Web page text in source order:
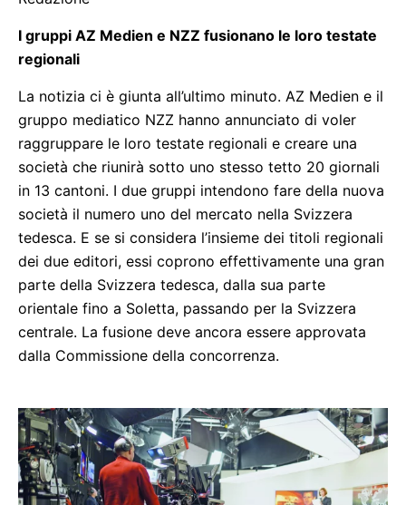
I gruppi AZ Medien e NZZ fusionano le loro testate
regionali
La notizia ci è giunta all’ultimo minuto. AZ Medien e il
gruppo mediatico NZZ hanno annunciato di voler
raggruppare le loro testate regionali e creare una
società che riunirà sotto uno stesso tetto 20 giornali
in 13 cantoni. I due gruppi intendono fare della nuova
società il numero uno del mercato nella Svizzera
tedesca. E se si considera l’insieme dei titoli regionali
dei due editori, essi coprono effettivamente una gran
parte della Svizzera tedesca, dalla sua parte
orientale fino a Soletta, passando per la Svizzera
centrale. La fusione deve ancora essere approvata
dalla Commissione della concorrenza.